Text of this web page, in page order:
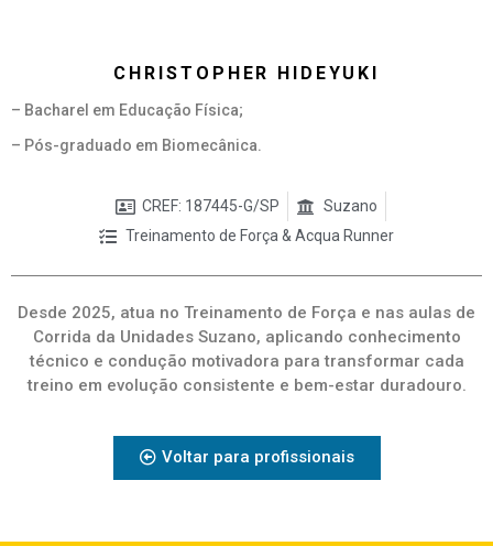
CHRISTOPHER HIDEYUKI
– Bacharel em Educação Física;
– Pós-graduado em Biomecânica.
CREF: 187445-G/SP
Suzano
Treinamento de Força & Acqua Runner
Desde 2025, atua no Treinamento de Força e nas aulas de
Corrida da Unidades Suzano, aplicando conhecimento
técnico e condução motivadora para transformar cada
treino em evolução consistente e bem-estar duradouro.
Voltar para profissionais